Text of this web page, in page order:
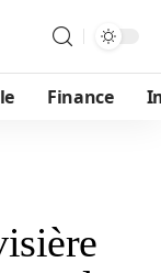
Finance